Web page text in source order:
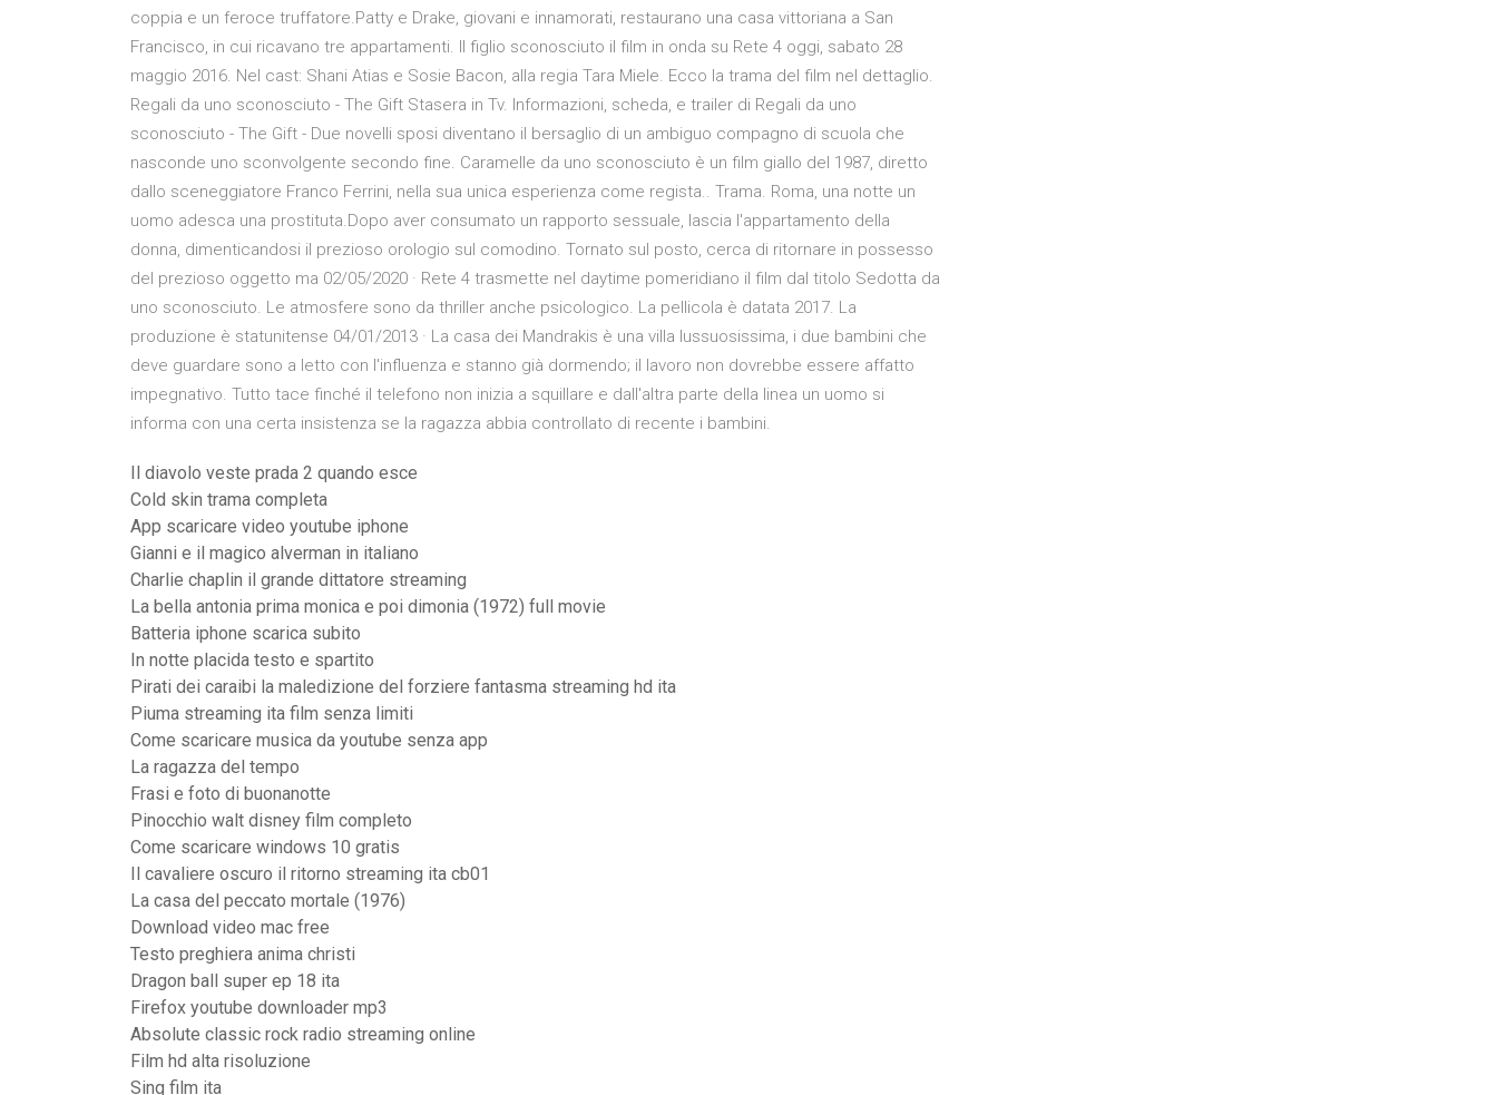
coppia e un feroce truffatore.Patty e Drake, giovani e innamorati, restaurano una casa vittoriana a San
Francisco, in cui ricavano tre appartamenti. Il figlio sconosciuto il film in onda su Rete 4 oggi, sabato 28
maggio 2016. Nel cast: Shani Atias e Sosie Bacon, alla regia Tara Miele. Ecco la trama del film nel dettaglio.
Regali da uno sconosciuto - The Gift Stasera in Tv. Informazioni, scheda, e trailer di Regali da uno
sconosciuto - The Gift - Due novelli sposi diventano il bersaglio di un ambiguo compagno di scuola che
nasconde uno sconvolgente secondo fine. Caramelle da uno sconosciuto è un film giallo del 1987, diretto
dallo sceneggiatore Franco Ferrini, nella sua unica esperienza come regista.. Trama. Roma, una notte un
uomo adesca una prostituta.Dopo aver consumato un rapporto sessuale, lascia l'appartamento della
donna, dimenticandosi il prezioso orologio sul comodino. Tornato sul posto, cerca di ritornare in possesso
del prezioso oggetto ma 02/05/2020 · Rete 4 trasmette nel daytime pomeridiano il film dal titolo Sedotta da
uno sconosciuto. Le atmosfere sono da thriller anche psicologico. La pellicola è datata 2017. La
produzione è statunitense 04/01/2013 · La casa dei Mandrakis è una villa lussuosissima, i due bambini che
deve guardare sono a letto con l'influenza e stanno già dormendo; il lavoro non dovrebbe essere affatto
impegnativo. Tutto tace finché il telefono non inizia a squillare e dall'altra parte della linea un uomo si
informa con una certa insistenza se la ragazza abbia controllato di recente i bambini.
Il diavolo veste prada 2 quando esce
Cold skin trama completa
App scaricare video youtube iphone
Gianni e il magico alverman in italiano
Charlie chaplin il grande dittatore streaming
La bella antonia prima monica e poi dimonia (1972) full movie
Batteria iphone scarica subito
In notte placida testo e spartito
Pirati dei caraibi la maledizione del forziere fantasma streaming hd ita
Piuma streaming ita film senza limiti
Come scaricare musica da youtube senza app
La ragazza del tempo
Frasi e foto di buonanotte
Pinocchio walt disney film completo
Come scaricare windows 10 gratis
Il cavaliere oscuro il ritorno streaming ita cb01
La casa del peccato mortale (1976)
Download video mac free
Testo preghiera anima christi
Dragon ball super ep 18 ita
Firefox youtube downloader mp3
Absolute classic rock radio streaming online
Film hd alta risoluzione
Sing film ita